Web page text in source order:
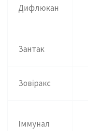
Дифлюкан
Зантак
Зовіракс
Іммунал